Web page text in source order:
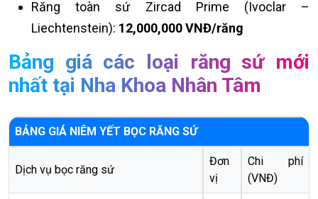
Răng toàn sứ Zircad Prime (Ivoclar –
Liechtenstein): 12,000,000 VNĐ/răng
Bảng giá các loại răng sứ mới
nhất tại Nha Khoa Nhân Tâm
BẢNG GIÁ NIÊM YẾT BỌC RĂNG SỨ
Dịch vụ bọc răng sứ
Đơn
vị
Chi phí
(VNĐ)